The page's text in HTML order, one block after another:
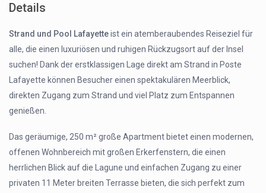
Details
Strand und Pool Lafayetteist ein atemberaubendes Reiseziel für
alle, die einen luxuriösen und ruhigen Rückzugsort auf der Insel
suchen! Dank der erstklassigen Lage direkt am Strand in Poste
Lafayette können Besucher einen spektakulären Meerblick,
direkten Zugang zum Strand und viel Platz zum Entspannen
genießen.
Das geräumige, 250 m² große Apartment bietet einen modernen,
offenen Wohnbereich mit großen Erkerfenstern, die einen
herrlichen Blick auf die Lagune und einfachen Zugang zu einer
privaten 11 Meter breiten Terrasse bieten, die sich perfekt zum